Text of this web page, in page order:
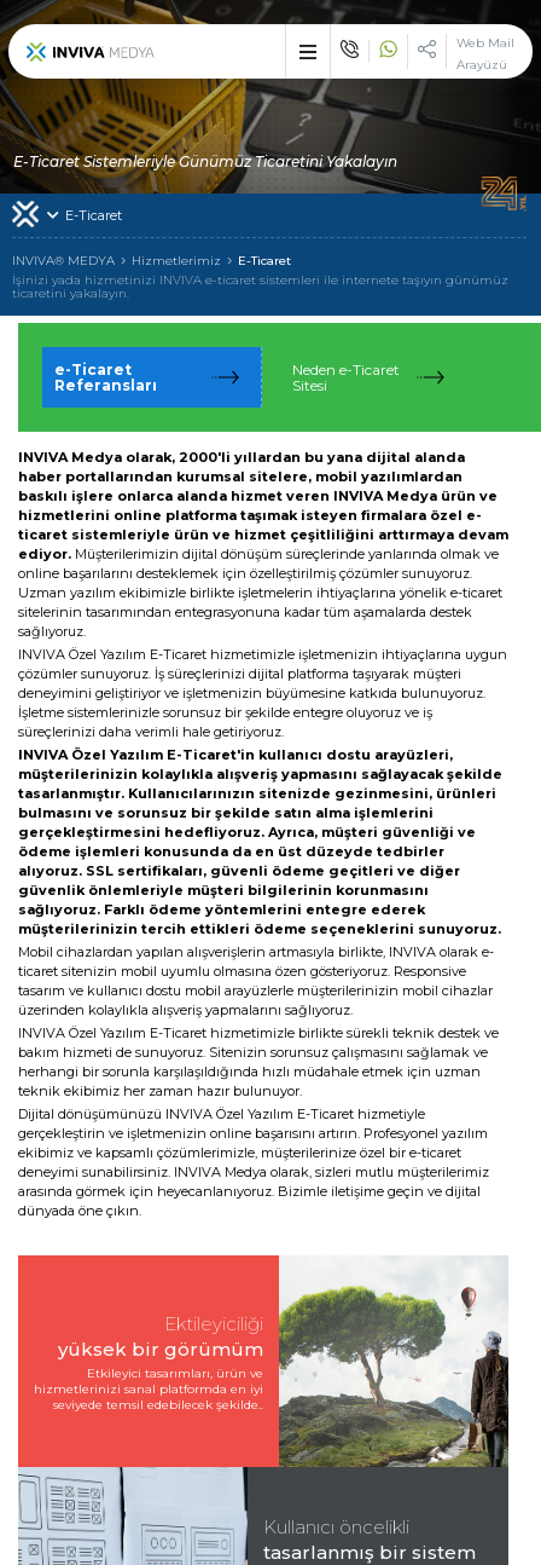
Web Mail
Arayüzü
E-Ticaret Sistemleriyle Günümüz Ticaretini Yakalayın
E-Ticaret
×
Etkileyici işler üreten
çözüm ortağı : INVIVA
Sektörünüzün vazgeçilemez zirve noktasında, çizgi dışı bir duruş
ile devlerle yarışmak ve çekici olmak istiyorsanız biz varız!
INVIVA
Tek Adreste
Çoklu Hizmetler
Alanında Hizmet Veren
Uzman Markalarımız
INVIVA Ailesi ile
İletişime Geçin
Web Mail Arayüzü
için Tıklayınız
INVIVA® MEDYA Hizmetlerimiz
E-Ticaret
İşinizi yada hizmetinizi INVIVA e-ticaret sistemleri ile internete taşıyın günümüz
ticaretini yakalayın.
e-Ticaret
Referansları
Neden e-Ticaret
Sitesi
INVIVA Medya olarak, 2000'li yıllardan bu yana dijital alanda
haber portallarından kurumsal sitelere, mobil yazılımlardan
baskılı işlere onlarca alanda hizmet veren INVIVA Medya ürün ve
hizmetlerini online platforma taşımak isteyen firmalara özel e-
ticaret sistemleriyle ürün ve hizmet çeşitliliğini arttırmaya devam
ediyor. Müşterilerimizin dijital dönüşüm süreçlerinde yanlarında olmak ve
online başarılarını desteklemek için özelleştirilmiş çözümler sunuyoruz.
Uzman yazılım ekibimizle birlikte işletmelerin ihtiyaçlarına yönelik e-ticaret
sitelerinin tasarımından entegrasyonuna kadar tüm aşamalarda destek
sağlıyoruz.
INVIVA Özel Yazılım E-Ticaret hizmetimizle işletmenizin ihtiyaçlarına uygun
çözümler sunuyoruz. İş süreçlerinizi dijital platforma taşıyarak müşteri
deneyimini geliştiriyor ve işletmenizin büyümesine katkıda bulunuyoruz.
İşletme sistemlerinizle sorunsuz bir şekilde entegre oluyoruz ve iş
süreçlerinizi daha verimli hale getiriyoruz.
INVIVA Özel Yazılım E-Ticaret'in kullanıcı dostu arayüzleri,
müşterilerinizin kolaylıkla alışveriş yapmasını sağlayacak şekilde
tasarlanmıştır. Kullanıcılarınızın sitenizde gezinmesini, ürünleri
bulmasını ve sorunsuz bir şekilde satın alma işlemlerini
gerçekleştirmesini hedefliyoruz. Ayrıca, müşteri güvenliği ve
ödeme işlemleri konusunda da en üst düzeyde tedbirler
alıyoruz. SSL sertifikaları, güvenli ödeme geçitleri ve diğer
güvenlik önlemleriyle müşteri bilgilerinin korunmasını
sağlıyoruz. Farklı ödeme yöntemlerini entegre ederek
müşterilerinizin tercih ettikleri ödeme seçeneklerini sunuyoruz.
Mobil cihazlardan yapılan alışverişlerin artmasıyla birlikte, INVIVA olarak e-
ticaret sitenizin mobil uyumlu olmasına özen gösteriyoruz. Responsive
tasarım ve kullanıcı dostu mobil arayüzlerle müşterilerinizin mobil cihazlar
üzerinden kolaylıkla alışveriş yapmalarını sağlıyoruz.
INVIVA Özel Yazılım E-Ticaret hizmetimizle birlikte sürekli teknik destek ve
bakım hizmeti de sunuyoruz. Sitenizin sorunsuz çalışmasını sağlamak ve
herhangi bir sorunla karşılaşıldığında hızlı müdahale etmek için uzman
teknik ekibimiz her zaman hazır bulunuyor.
Dijital dönüşümünüzü INVIVA Özel Yazılım E-Ticaret hizmetiyle
gerçekleştirin ve işletmenizin online başarısını artırın. Profesyonel yazılım
ekibimiz ve kapsamlı çözümlerimizle, müşterilerinize özel bir e-ticaret
deneyimi sunabilirsiniz. INVIVA Medya olarak, sizleri mutlu müşterilerimiz
arasında görmek için heyecanlanıyoruz. Bizimle iletişime geçin ve dijital
dünyada öne çıkın.
Ektileyiciliği
yüksek bir görümüm
Etkileyici tasarımları, ürün ve
hizmetlerinizi sanal platformda en iyi
seviyede temsil edebilecek şekilde..
Kullanıcı öncelikli
tasarlanmış bir sistem